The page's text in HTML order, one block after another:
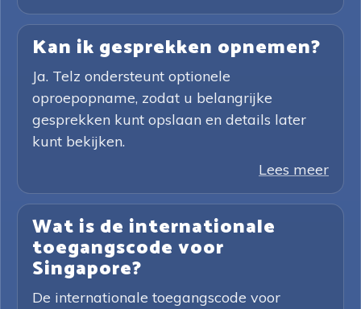
Kan ik gesprekken opnemen?
Ja. Telz ondersteunt optionele
oproepopname, zodat u belangrijke
gesprekken kunt opslaan en details later
kunt bekijken.
Lees meer
Wat is de internationale
toegangscode voor
Singapore?
De internationale toegangscode voor